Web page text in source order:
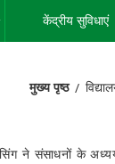
केंद्रीय सुविधाएं
मुख्य पृष्ठ
ने संसाधनों के